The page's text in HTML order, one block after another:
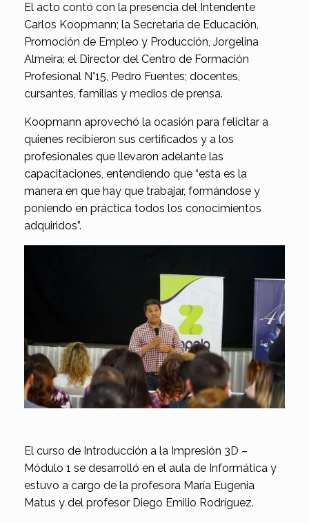
El acto contó con la presencia del Intendente
Carlos Koopmann; la Secretaria de Educación,
Promoción de Empleo y Producción, Jorgelina
Almeira; el Director del Centro de Formación
Profesional N°15, Pedro Fuentes; docentes,
cursantes, familias y medios de prensa.
Koopmann aprovechó la ocasión para felicitar a
quienes recibieron sus certificados y a los
profesionales que llevaron adelante las
capacitaciones, entendiendo que “esta es la
manera en que hay que trabajar, formándose y
poniendo en práctica todos los conocimientos
adquiridos”.
El curso de Introducción a la Impresión 3D –
Módulo 1 se desarrolló en el aula de Informática y
estuvo a cargo de la profesora María Eugenia
Matus y del profesor Diego Emilio Rodríguez.